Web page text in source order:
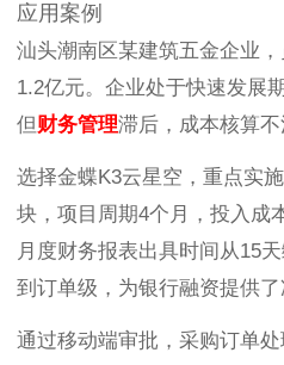
应用案例
汕头潮南区某建筑五金企业
1.2亿元。企业处于快速发展
但财务管理滞后，成本核算不
选择金蝶K3云星空，重点实
块，项目周期4个月，投入成
月度财务报表出具时间从15
到订单级，为银行融资提供了
通过移动端审批，采购订单